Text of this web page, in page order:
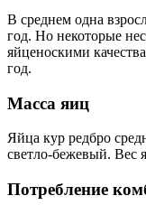
В среднем одна
год. Но некоторые
яйценоскими
год.
Масса яиц
Яйца кур редбро
светло-бежевый. Вес
Потребление